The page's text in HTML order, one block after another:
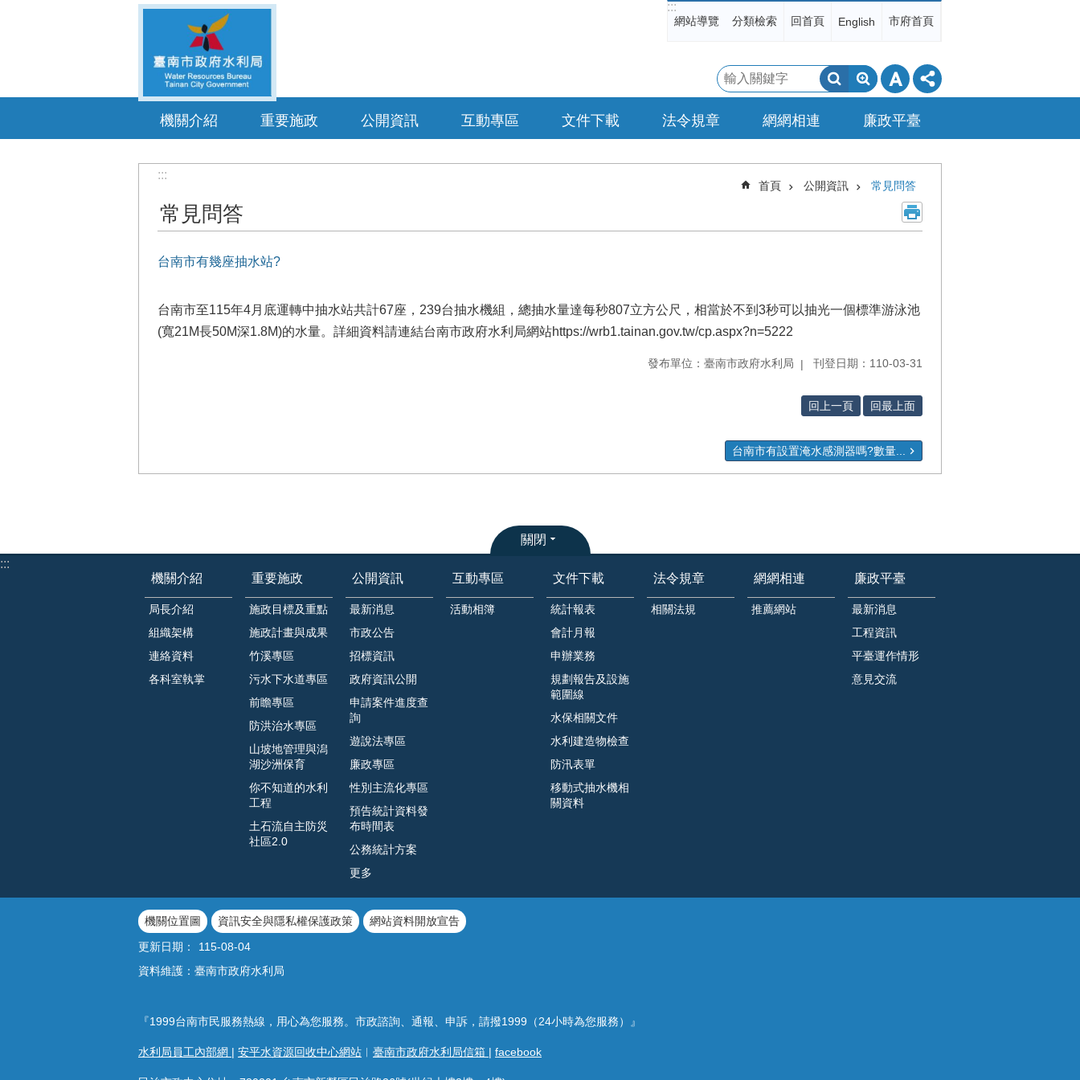
:::
網站導覽 分類檢索 回首頁 English 市府首頁
搜
尋
機關介紹 重要施政 公開資訊 互動專區 文件下載 法令規章 網網相連 廉政平臺
:::
首頁 公開資訊 常見問答
常見問答
台南市有幾座抽水站?
台南市至115年4月底運轉中抽水站共計67座，239台抽水機組，總抽水量達每秒807立方公尺，相當於不到3秒可以抽光一個標準游泳池
(寬21M長50M深1.8M)的水量。詳細資料請連結台南市政府水利局網站https://wrb1.tainan.gov.tw/cp.aspx?n=5222
發布單位：臺南市政府水利局 刊登日期：110-03-31
回上一頁 回最上面
台南市有設置淹水感測器嗎?數量...
關閉
:::
機關介紹
局長介紹
組織架構
連絡資料
各科室執掌
重要施政
施政目標及重點
施政計畫與成果
竹溪專區
污水下水道專區
前瞻專區
防洪治水專區
山坡地管理與潟
湖沙洲保育
你不知道的水利
工程
土石流自主防災
社區2.0
公開資訊
最新消息
市政公告
招標資訊
政府資訊公開
申請案件進度查
詢
遊說法專區
廉政專區
性別主流化專區
預告統計資料發
布時間表
公務統計方案
更多
互動專區
活動相簿
文件下載
統計報表
會計月報
申辦業務
規劃報告及設施
範圍線
水保相關文件
水利建造物檢查
防汛表單
移動式抽水機相
關資料
法令規章
相關法規
網網相連
推薦網站
廉政平臺
最新消息
工程資訊
平臺運作情形
意見交流
機關位置圖 資訊安全與隱私權保護政策
網站資料開放宣告
更新日期：
115-08-04
資料維護：臺南市政府水利局
『1999台南市民服務熱線，用心為您服務。市政諮詢、通報、申訴，請撥1999（24小時為您服務）』
水利局員工內部網 | 安平水資源回收中心網站 ︱ 臺南市政府水利局信箱 | facebook